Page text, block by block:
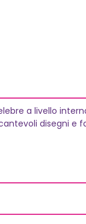
a livello
disegni e